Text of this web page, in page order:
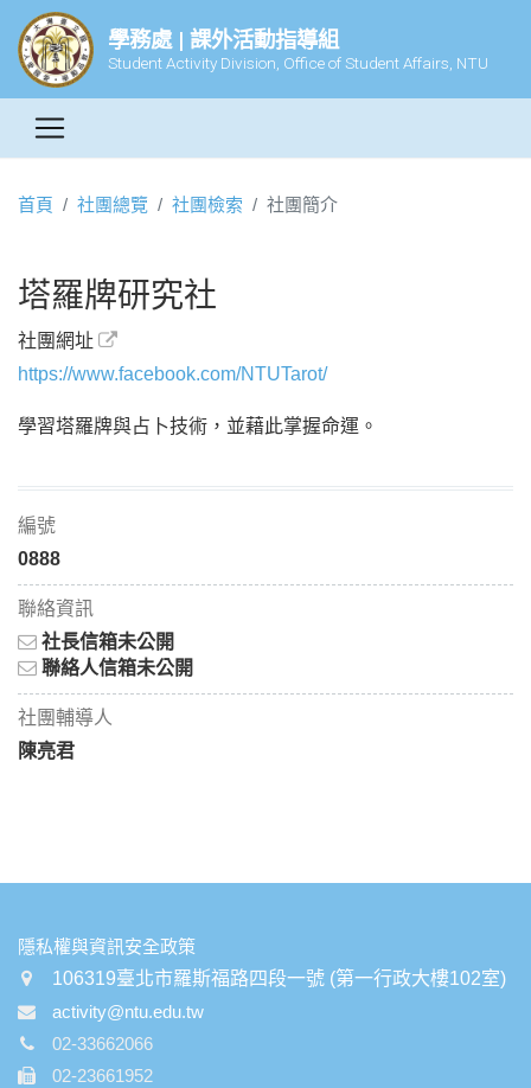
學務處 | 課外活動指導組
Student Activity Division, Office of Student Affairs, NTU
首頁 社團總覽 社團檢索 社團簡介
塔羅牌研究社
社團網址
https://www.facebook.com/NTUTarot/
學習塔羅牌與占卜技術，並藉此掌握命運。
編號
0888
聯絡資訊
社長信箱未公開
聯絡人信箱未公開
社團輔導人
陳亮君
:::
隱私權與資訊安全政策
106319臺北市羅斯福路四段一號 (第一行政大樓102室)
activity@ntu.edu.tw
02-33662066
02-23661952